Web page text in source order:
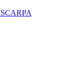
SCARPA